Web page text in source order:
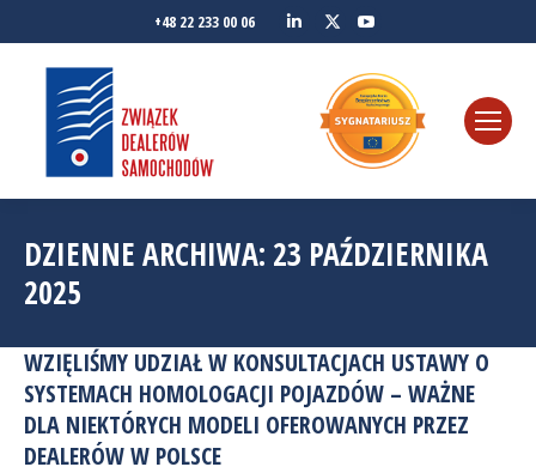
+48 22 233 00 06
Linkedin
Twitter
DZIENNE ARCHIWA: 23 PAŹDZIERNIKA
2025
WZIĘLIŚMY UDZIAŁ W KONSULTACJACH USTAWY O
SYSTEMACH HOMOLOGACJI POJAZDÓW – WAŻNE
DLA NIEKTÓRYCH MODELI OFEROWANYCH PRZEZ
DEALERÓW W POLSCE